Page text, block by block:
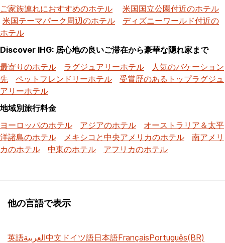
ご家族連れにおすすめのホテル
米国国立公園付近のホテル
米国テーマパーク周辺のホテル
ディズニーワールド付近の
ホテル
Discover IHG: 居心地の良いご滞在から豪華な隠れ家まで
最寄りのホテル
ラグジュアリーホテル
人気のバケーション
先
ペットフレンドリーホテル
受賞歴のあるトップラグジュ
アリーホテル
地域別旅行料金
ヨーロッパのホテル
アジアのホテル
オーストラリア＆太平
洋諸島のホテル
メキシコと中央アメリカのホテル
南アメリ
カのホテル
中東のホテル アフリカのホテル
他の言語で表示
英語العربية中文 ドイツ語日本語FrançaisPortuguês(BR)